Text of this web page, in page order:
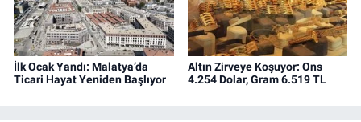
İlk Ocak Yandı: Malatya’da
Ticari Hayat Yeniden Başlıyor
Altın Zirveye Koşuyor: Ons
4.254 Dolar, Gram 6.519 TL